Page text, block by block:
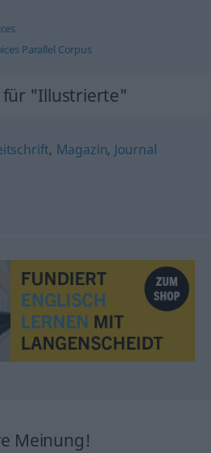
Parallel Corpus
für "Illustrierte"
, Magazin, Journal
Meinung!